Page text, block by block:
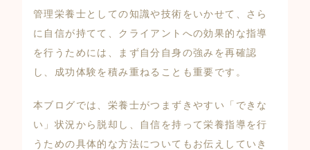
管理栄養士としての知識や技術をいかせて、さら
に自信が持てて、クライアントへの効果的な指導
を行うためには、まず自分自身の強みを再確認
し、成功体験を積み重ねることも重要です。
本ブログでは、栄養士がつまずきやすい「できな
い」状況から脱却し、自信を持って栄養指導を行
うための具体的な方法についてもお伝えしていき